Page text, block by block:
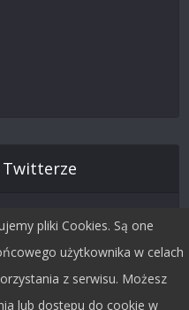
Twitterze
pliki Cookies. Są one
użytkownika w celach
z serwisu. Możesz
lub dostępu do cookie w